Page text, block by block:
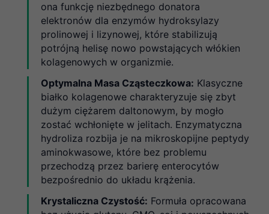
ona funkcję niezbędnego donatora
elektronów dla enzymów hydroksylazy
prolinowej i lizynowej, które stabilizują
potrójną helisę nowo powstających włókien
kolagenowych w organizmie.
Optymalna Masa Cząsteczkowa: Klasyczne
białko kolagenowe charakteryzuje się zbyt
dużym ciężarem daltonowym, by mogło
zostać wchłonięte w jelitach. Enzymatyczna
hydroliza rozbija je na mikroskopijne peptydy
aminokwasowe, które bez problemu
przechodzą przez barierę enterocytów
bezpośrednio do układu krążenia.
Krystaliczna Czystość: Formuła opracowana